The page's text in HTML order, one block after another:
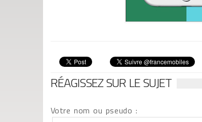
RÉAGISSEZ SUR LE SUJET
Votre nom ou pseudo :